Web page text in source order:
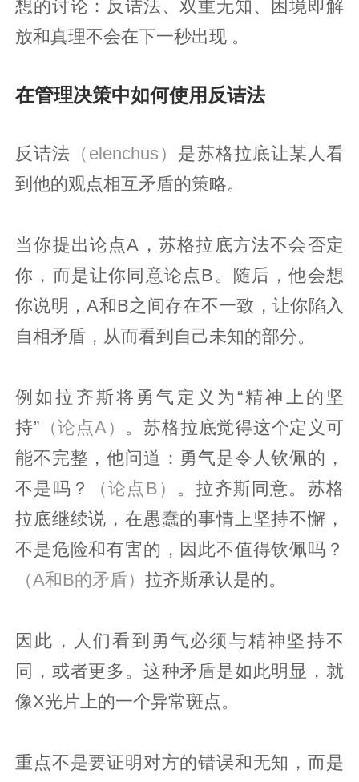
想的讨论：反诘法、双重无知、困境即解
放和真理不会在下一秒出现 。
在管理决策中如何使用反诘法
反诘法 （elenchus） 是苏格拉底让某人看
到他的观点相互矛盾的策略。
当你提出论点A，苏格拉底方法不会否定
你，而是让你同意论点B。随后，他会想
你说明，A和B之间存在不一致，让你陷入
自相矛盾，从而看到自己未知的部分。
例如拉齐斯将勇气定义为“精神上的坚
持”（论点A） 。苏格拉底觉得这个定义可
能不完整，他问道：勇气是令人钦佩的，
不是吗？
（论点B） 。拉齐斯同意。苏格
拉底继续说，在愚蠢的事情上坚持不懈，
不是危险和有害的，因此不值得钦佩吗？
（A和B的矛盾）拉齐斯承认是的。
因此，人们看到勇气必须与精神坚持不
同，或者更多。这种矛盾是如此明显，就
像X光片上的一个异常斑点。
重点不是要证明对方的错误和无知，而是